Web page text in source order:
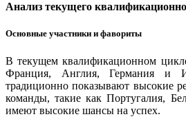
Анализ текущего
Основные участники и фавориты
В текущем квалификационном
Франция, Англия, Германия и
традиционно показывают высокие
команды, такие как Португалия,
имеют высокие шансы на успех.